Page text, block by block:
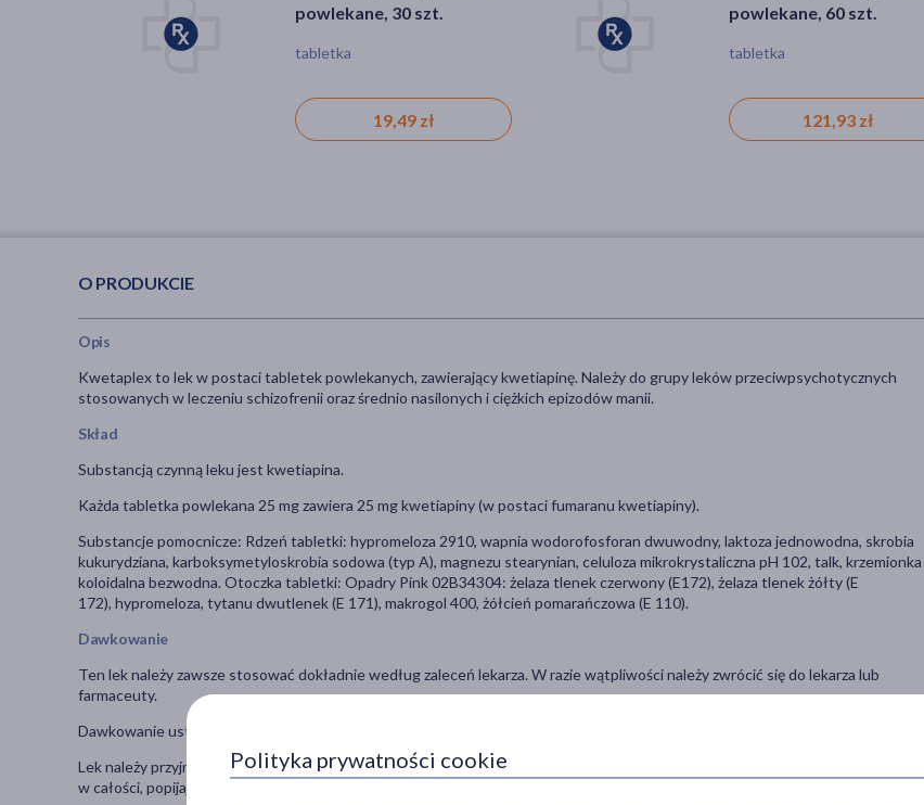
powlekane, 30 szt.
tabletka
19,49 zł
powlekane, 60 szt.
tabletka
121,93 zł
O PRODUKCIE
Opis
Kwetaplex to lek w postaci tabletek powlekanych, zawierający kwetiapinę. Należy do grupy leków przeciwpsychotycznych
stosowanych w leczeniu schizofrenii oraz średnio nasilonych i ciężkich epizodów manii.
Skład
Substancją czynną leku jest kwetiapina.
Każda tabletka powlekana 25 mg zawiera 25 mg kwetiapiny (w postaci fumaranu kwetiapiny).
Substancje pomocnicze: Rdzeń tabletki: hypromeloza 2910, wapnia wodorofosforan dwuwodny, laktoza jednowodna, skrobia
kukurydziana, karboksymetyloskrobia sodowa (typ A), magnezu stearynian, celuloza mikrokrystaliczna pH 102, talk, krzemionka
koloidalna bezwodna. Otoczka tabletki: Opadry Pink 02B34304: żelaza tlenek czerwony (E172), żelaza tlenek żółty (E
172), hypromeloza, tytanu dwutlenek (E 171), makrogol 400, żółcień pomarańczowa (E 110).
Dawkowanie
Ten lek należy zawsze stosować dokładnie według zaleceń lekarza. W razie wątpliwości należy zwrócić się do lekarza lub
farmaceuty.
Dawkowanie ustala lekarz indywidualnie dla pacjenta.
Lek należy przyjmować raz na dobę, przed snem, lub dwa razy na dobę, w zależności od choroby pacjenta. Tabletki należy połykać
w całości, popijając wodą. Tabletki można przyjmować z pokarmem lub bez pokarmu.
Polityka prywatności cookie